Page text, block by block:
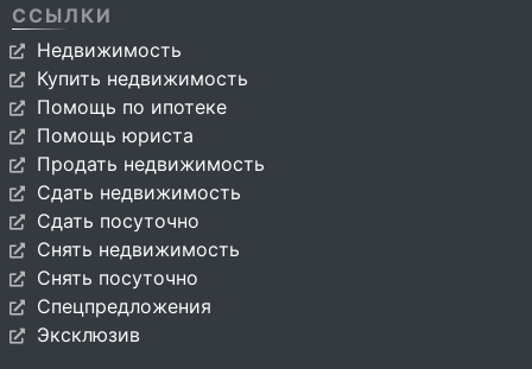
ССЫЛКИ
Недвижимость
Купить недвижимость
Помощь по ипотеке
Помощь юриста
Продать недвижимость
Сдать недвижимость
Сдать посуточно
Снять недвижимость
Снять посуточно
Спецпредложения
Эксклюзив